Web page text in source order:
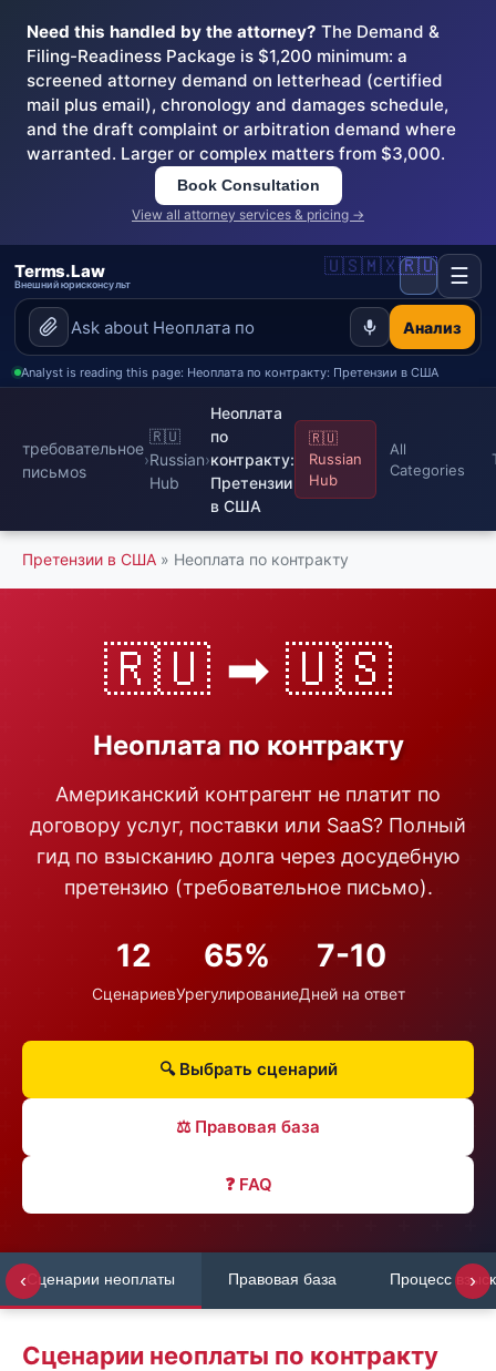
Need this handled by the attorney? The Demand &
Filing-Readiness Package is $1,200 minimum: a
screened attorney demand on letterhead (certified
mail plus email), chronology and damages schedule,
and the draft complaint or arbitration demand where
warranted. Larger or complex matters from $3,000.
Book Consultation
View all attorney services & pricing →
Terms.Law
Внешний юрисконсульт
Анализ
🇺🇸🇲🇽🇷🇺 ☰
Analyst is reading this page: Неоплата по контракту: Претензии в США
требовательное
письмоs
›
🇷🇺
Russian
Hub
›
Неоплата
по
контракту:
Претензии
в США
🇷🇺
Russian
Hub
All
Categories
Претензии в США » Неоплата по контракту
🇷🇺 ➡ 🇺🇸
Неоплата по контракту
Американский контрагент не платит по
договору услуг, поставки или SaaS? Полный
гид по взысканию долга через досудебную
претензию (требовательное письмо).
12
Сценариев
65%
Урегулирование
7-10
Дней на ответ
🔍 Выбрать сценарий
⚖ Правовая база
❓ FAQ
‹ Сценарии неоплаты Правовая база Процесс ›
Сценарии неоплаты по контракту